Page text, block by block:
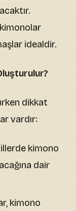
kimonolar
idealdir.
dikkat
vardır:
kimono
dair
kimono